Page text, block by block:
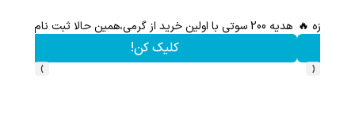
هدیه 200 سوتی با اولین خرید از گرمی،همین حالا ثبت نام کن
کلیک کن!
‹
›